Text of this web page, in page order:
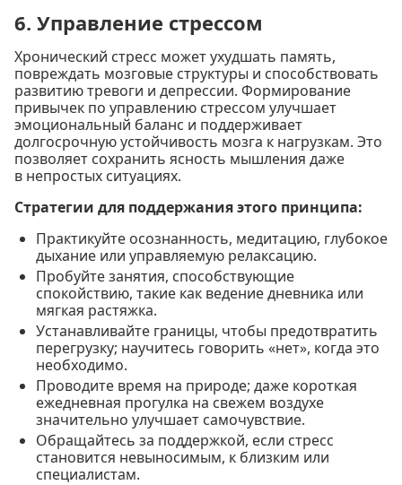
6. Управление стрессом
Хронический стресс может ухудшать память,
повреждать мозговые структуры и способствовать
развитию тревоги и депрессии. Формирование
привычек по управлению стрессом улучшает
эмоциональный баланс и поддерживает
долгосрочную устойчивость мозга к нагрузкам. Это
позволяет сохранить ясность мышления даже
в непростых ситуациях.
Стратегии для поддержания этого принципа:
Практикуйте осознанность, медитацию, глубокое
дыхание или управляемую релаксацию.
Пробуйте занятия, способствующие
спокойствию, такие как ведение дневника или
мягкая растяжка.
Устанавливайте границы, чтобы предотвратить
перегрузку; научитесь говорить «нет», когда это
необходимо.
Проводите время на природе; даже короткая
ежедневная прогулка на свежем воздухе
значительно улучшает самочувствие.
Обращайтесь за поддержкой, если стресс
становится невыносимым, к близким или
специалистам.